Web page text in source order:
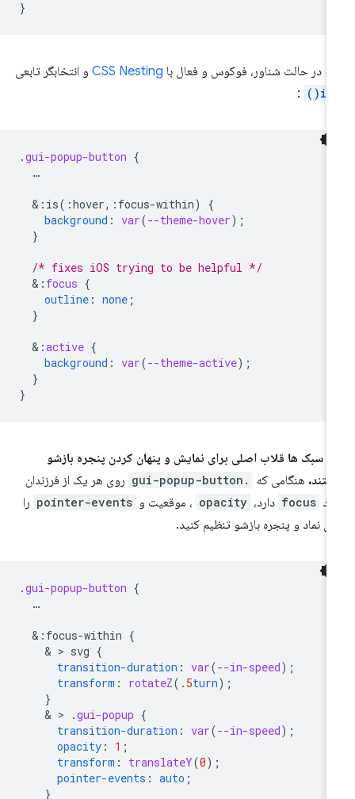
در حالت شناور، فوکوس و فعال باCSS Nestingو انتخابگر تابعی
:
.gui-popup-button
&:is(:hover,:focus-within)
background: var(--theme-hover
/* fixes iOS trying to be helpful */
&:focus
outline: none
&:active
background: var(--theme-active
سبک ها قلاب اصلی برای نمایش و پنهان کردن پنجره بازشو
هنگامی که .gui-popup-button
روی هر یک از فرزندان
focus دارد، opacity ، موقعیت و pointer-events را
نماد و پنجره بازشو تنظیم کنید.
.gui-popup-button
&:focus-within
    & >
svg
transition-duration: var(--in-speed
transform: rotateZ(.5turn
    & >
.gui-popup
transition-duration: var(--in-speed
opacity :
transform: translateY (
pointer-events: auto